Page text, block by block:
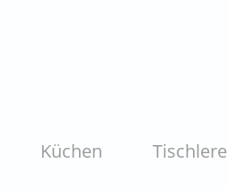
Küchen